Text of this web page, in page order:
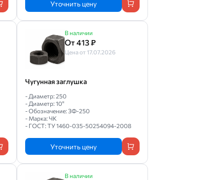
Уточнить цену
В наличии
От 413 ₽
Цена от 17.07.2026
Чугунная заглушка
- Диаметр: 250
- Диаметр: 10"
- Обозначение: ЗФ-250
- Марка: ЧК
- ГОСТ: ТУ 1460-035-50254094-2008
Уточнить цену
В наличии